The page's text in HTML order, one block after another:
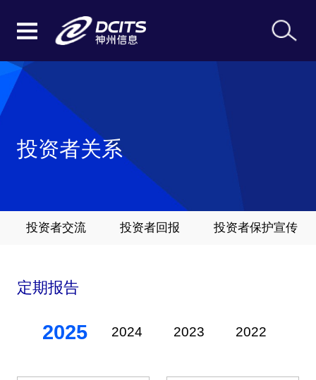
投资者关系
投资者交流 投资者回报 投资者保护宣传
定期报告
2025 2024 2023 2022